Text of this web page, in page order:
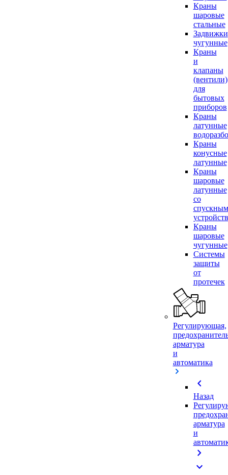
Краны
шаровые
стальные
Задвижки
чугунные
Краны
и
клапаны
(вентили)
для
бытовых
приборов
Краны
латунные
Краны
конусные
латунные
Краны
шаровые
латунные
со
спускным
Краны
шаровые
чугунные
Системы
защиты
от
протечек
Регулирующая,
арматура
и
автоматика
chevron_left
Назад
арматура
и
chevron_right
expand_more